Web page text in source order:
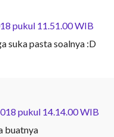
pukul 11.51.00 WIB
suka pasta soalnya :D
pukul 14.14.00 WIB
buatnya